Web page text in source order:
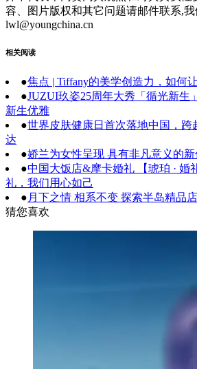
容、图片版权和其它问题请邮件联系,我
lwl@youngchina.cn
相关阅读
●焦点 | Tiffany的美学创造力，如何
●JUZUI玖姿25周年大秀「循光新生
新生优雅
●世界皮肤健康日首次落地中国，跨
达
●娇兰为女性呈现 具有非凡意义的
●中国大饭店&摩卡婚礼 【琥珀 ·
礼，我们用心如己
● 月下之情 相系不变 探索半岛精品
猜您喜欢